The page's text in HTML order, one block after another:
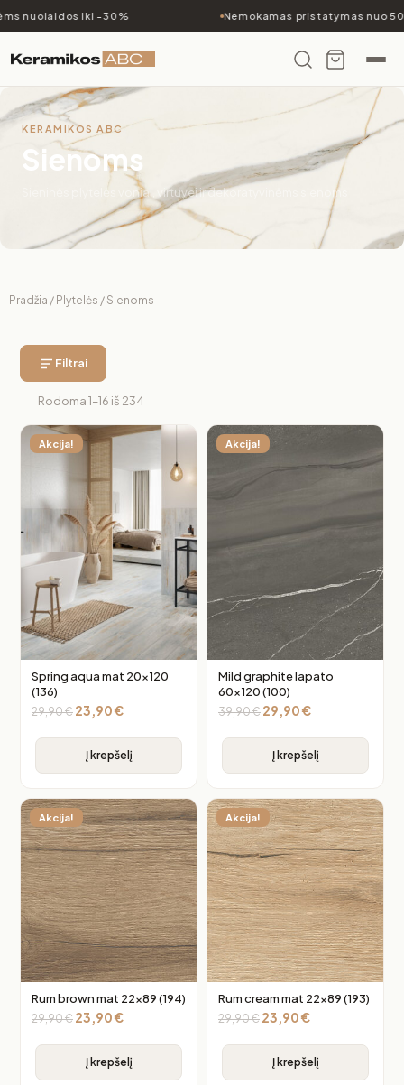
nuolaidos iki -30% Nemokamas pristatymas nuo 500€
KERAMIKOS ABC
Sienoms
Sieninės plytelės voniai, virtuvei ir dekoratyvinėms sienoms
Pradžia / Plytelės / Sienoms
Filtrai
Rodoma 1–16 iš 234
Akcija!
Spring aqua mat 20×120
(136)
29,90€ 23,90€
Į krepšelį
Akcija!
Mild graphite lapato
60×120 (100)
39,90€ 29,90€
Į krepšelį
Akcija!
Rum brown mat 22×89 (194)
29,90€ 23,90€
Į krepšelį
Akcija!
Rum cream mat 22×89 (193)
29,90€ 23,90€
Į krepšelį